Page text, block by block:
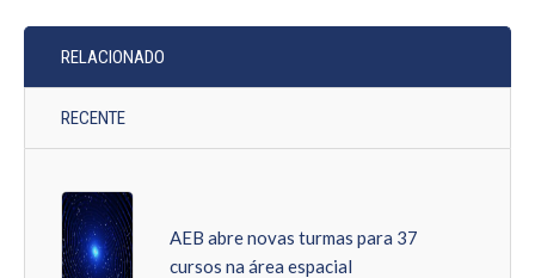
RELACIONADO
RECENTE
AEB abre novas turmas para 37
cursos na área espacial